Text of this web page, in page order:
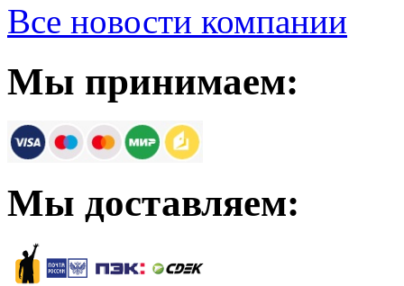
Все новости компании
Мы принимаем:
Мы доставляем: